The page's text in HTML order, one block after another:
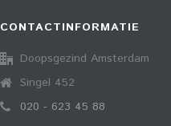
CONTACTINFORMATIE
Doopsgezind Amsterdam
Singel 452
020 - 623 45 88